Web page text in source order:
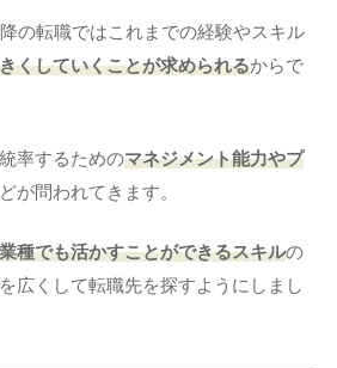
の転職ではこれまでの経験やスキル
くしていくことが求められるからで
率するためのマネジメント能力やプ
が問われてきます。
種でも活かすことができるスキルの
広くして転職先を探すようにしまし